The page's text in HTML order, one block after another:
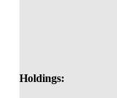
Holdings: